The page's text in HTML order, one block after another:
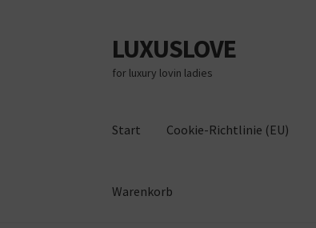
Zur
Navigation
springen
Zum
Inhalt
springen
LUXUSLOVE
for luxury lovin ladies
Start Cookie-Richtlinie (EU)
Warenkorb